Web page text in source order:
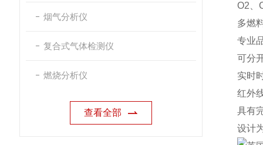
烟气分析仪
复合式气体检测仪
燃烧分析仪
查看全部
O2、
多燃
专业
可分
实时
红外
具有
设计